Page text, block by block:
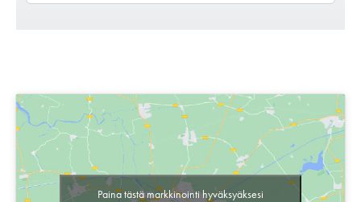
Paina tästä markkinointi hyväksyäksesi